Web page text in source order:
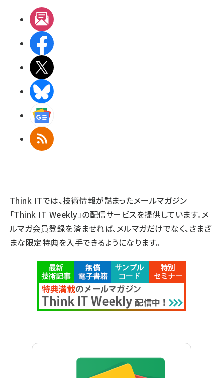
RSS
Think ITでは、技術情報が詰まったメールマガジン
「Think IT Weekly」の配信サービスを提供しています。メ
ルマガ会員登録を済ませれば、メルマガだけでなく、さまざ
まな限定特典を入手できるようになります。